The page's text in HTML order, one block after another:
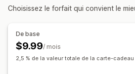
E-mail personnalisé
Choisissez le forfait qui convient le
De base
$9.99/ mois
2,5 % de la valeur totale de la carte-cadeau